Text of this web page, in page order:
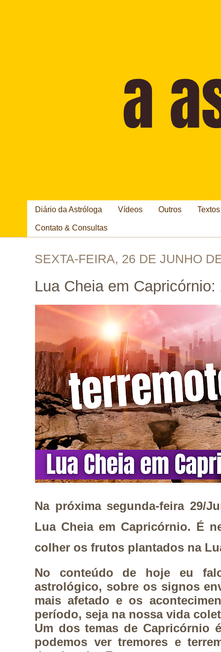
Diário da Astróloga Vídeos Outros
Contato & Consultas
SEXTA-FEIRA, 26 DE JUNHO
Lua Cheia em
Na próxima segunda-feira 29/
Lua Cheia em Capricórnio. É
colher os frutos plantados na
No conteúdo de hoje eu
astrológico, sobre os signos
mais afetado e os
período, seja na nossa vida
Um dos temas de Capricórnio
podemos ver tremores e